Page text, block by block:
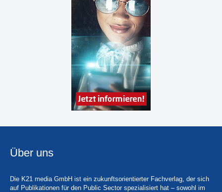
Über uns
Die K21 media GmbH ist ein zukunftsorientierter Fachverlag, der sich
auf Publikationen für den Public Sector spezialisiert hat – sowohl im